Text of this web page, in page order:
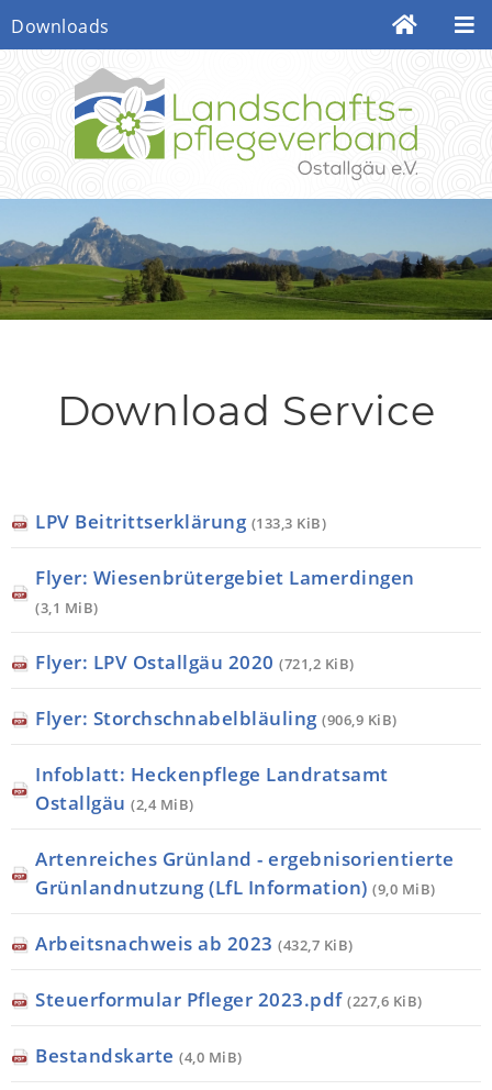
Downloads
Download Service
LPV Beitrittserklärung (133,3 KiB)
Flyer: Wiesenbrütergebiet Lamerdingen
(3,1 MiB)
Flyer: LPV Ostallgäu 2020(721,2 KiB)
Flyer: Storchschnabelbläuling(906,9 KiB)
Infoblatt: Heckenpflege Landratsamt
Ostallgäu(2,4 MiB)
Artenreiches Grünland - ergebnisorientierte
Grünlandnutzung (LfL Information)(9,0 MiB)
Arbeitsnachweis ab 2023(432,7 KiB)
Steuerformular Pfleger 2023.pdf(227,6 KiB)
Bestandskarte(4,0 MiB)